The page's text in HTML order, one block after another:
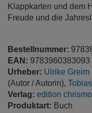
Klappkarten und dem
Freude und die
Bestellnummer:
EAN: 9783960383093
Urheber: Ulrike Greim
(Autor / Autorin),
Verlag: edition
Produktart: Buch